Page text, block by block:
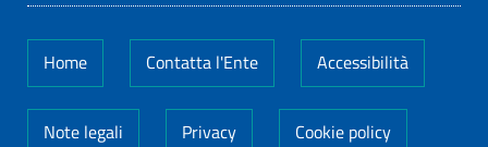
Home Contatta l'Ente Accessibilità
Note legali Privacy Cookie policy